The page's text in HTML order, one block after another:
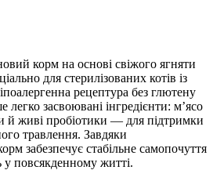
корм на основі свіжого ягняти
для стерилізованих котів із
рецептура без глютену
легко засвоювані інгредієнти: м’ясо
й живі пробіотики — для підтримки
травлення. Завдяки
забезпечує стабільне самопочуття
у повсякденному житті.